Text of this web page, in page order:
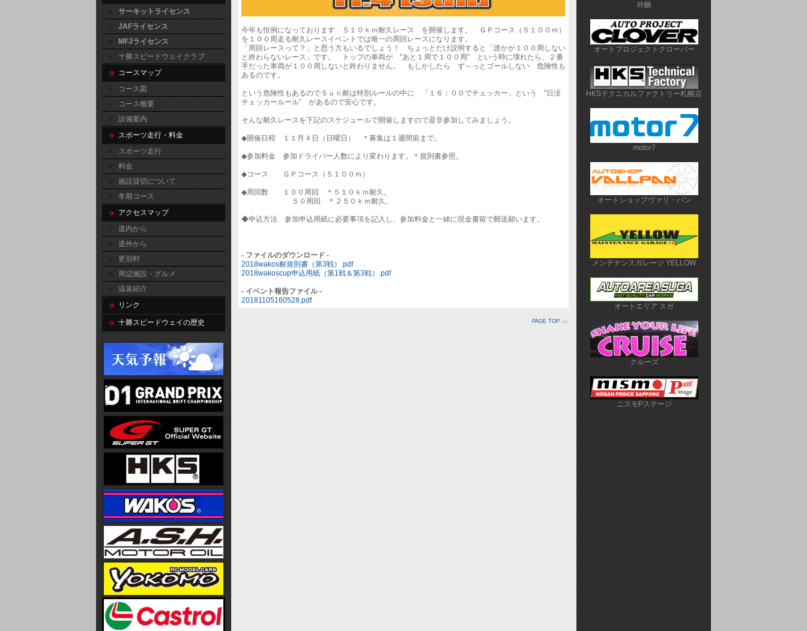
サーキットライセンス
JAFライセンス
MFJライセンス
十勝スピードウェイクラブ
コースマップ
コース図
コース概要
設備案内
スポーツ走行・料金
スポーツ走行
料金
施設貸切について
冬期コース
アクセスマップ
道内から
道外から
更別村
周辺施設・グルメ
温泉紹介
リンク
十勝スピードウェイの歴史
今年も恒例になっております ５１０ｋｍ耐久レース を開催します。 ＧＰコース（５１００ｍ）
を１００周走る耐久レースイベントでは唯一の周回レースになります。
「周回レースって？」と思う方もいるでしょう！ ちょっとだけ説明すると「誰かが１００周しない
と終わらないレース」です。 トップの車両が ”あと１周で１００周” という時に壊れたら、２番
手だった車両が１００周しないと終わりません。 もしかしたら ず～っとゴールしない 危険性も
あるのです。
という危険性もあるのでＳｕｎ耐は特別ルールの中に 「１６：００でチェッカー」という ”日没
チェッカールール” があるので安心です。
そんな耐久レースを下記のスケジュールで開催しますので是非参加してみましょう。
◆開催日程 １１月４日（日曜日） ＊募集は１週間前まで。
◆参加料金 参加ドライバー人数により変わります。＊規則書参照。
◆コース ＧＰコース（５１００ｍ）
◆周回数 １００周回 ＊５１０ｋｍ耐久。
５０周回 ＊２５０ｋｍ耐久。
◆申込方法 参加申込用紙に必要事項を記入し、参加料金と一緒に現金書留で郵送願います。
- ファイルのダウンロード -
2018wakos耐規則書（第3戦）.pdf
2018wakoscup申込用紙（第1戦＆第3戦）.pdf
- イベント報告ファイル -
20181105160528.pdf
PAGE TOP
吟醸
オートプロジェクトクローバー
HKSテクニカルファクトリー札幌店
motor7
オートショップヴァリ・パン
メンテナンスガレージ YELLOW
オートエリア スガ
クルーズ
ニスモPステージ